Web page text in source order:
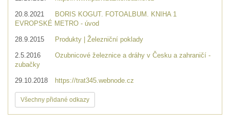
20.8.2021
BORIS KOGUT. FOTOALBUM. KNIHA 1
EVROPSKÉ METRO - úvod
28.9.2015 Produkty | Železniční poklady
2.5.2016
Ozubnicové železnice a dráhy v Česku a zahraničí -
zubačky
29.10.2018 https://trat345.webnode.cz
Všechny přidané odkazy